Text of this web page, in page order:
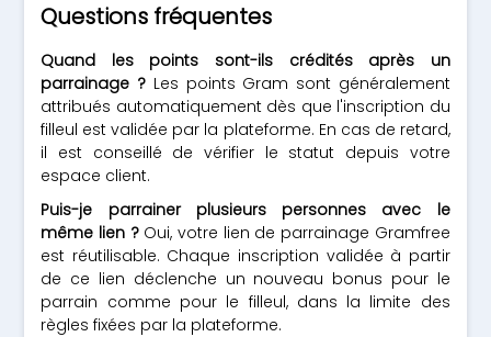
Questions fréquentes
Quand les points sont-ils crédités après un
parrainage ? Les points Gram sont généralement
attribués automatiquement dès que l'inscription du
filleul est validée par la plateforme. En cas de retard,
il est conseillé de vérifier le statut depuis votre
espace client.
Puis-je parrainer plusieurs personnes avec le
même lien ?Oui, votre lien de parrainage Gramfree
est réutilisable. Chaque inscription validée à partir
de ce lien déclenche un nouveau bonus pour le
parrain comme pour le filleul, dans la limite des
règles fixées par la plateforme.